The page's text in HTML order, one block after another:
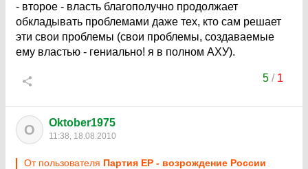
- второе - власть благополучно продолжает
обкладывать проблемами даже тех, кто сам решает
эти свои проблемы (свои проблемы, создаваемые
ему властью - гениально! я в полном АХУ).
5/ 1
O Oktober1975
11:38, 18.08.2010
От пользователя Партия ЕР - возрождение России